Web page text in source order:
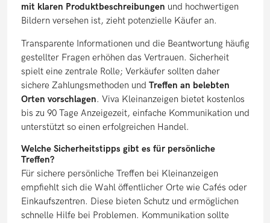
mit klaren Produktbeschreibungen und hochwertigen
Bildern versehen ist, zieht potenzielle Käufer an.
Transparente Informationen und die Beantwortung häufig
gestellter Fragen erhöhen das Vertrauen. Sicherheit
spielt eine zentrale Rolle; Verkäufer sollten daher
sichere Zahlungsmethoden und Treffen an belebten
Orten vorschlagen. Viva Kleinanzeigen bietet kostenlos
bis zu 90 Tage Anzeigezeit, einfache Kommunikation und
unterstützt so einen erfolgreichen Handel.
Welche Sicherheitstipps gibt es für persönliche
Treffen?
Für sichere persönliche Treffen bei Kleinanzeigen
empfiehlt sich die Wahl öffentlicher Orte wie Cafés oder
Einkaufszentren. Diese bieten Schutz und ermöglichen
schnelle Hilfe bei Problemen. Kommunikation sollte